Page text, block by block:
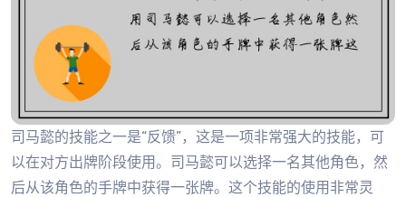
司马懿的技能之一是“反馈”，这是一项非常强大的技能，可
以在对方出牌阶段使用。司马懿可以选择一名其他角色，然
后从该角色的手牌中获得一张牌。这个技能的使用非常灵